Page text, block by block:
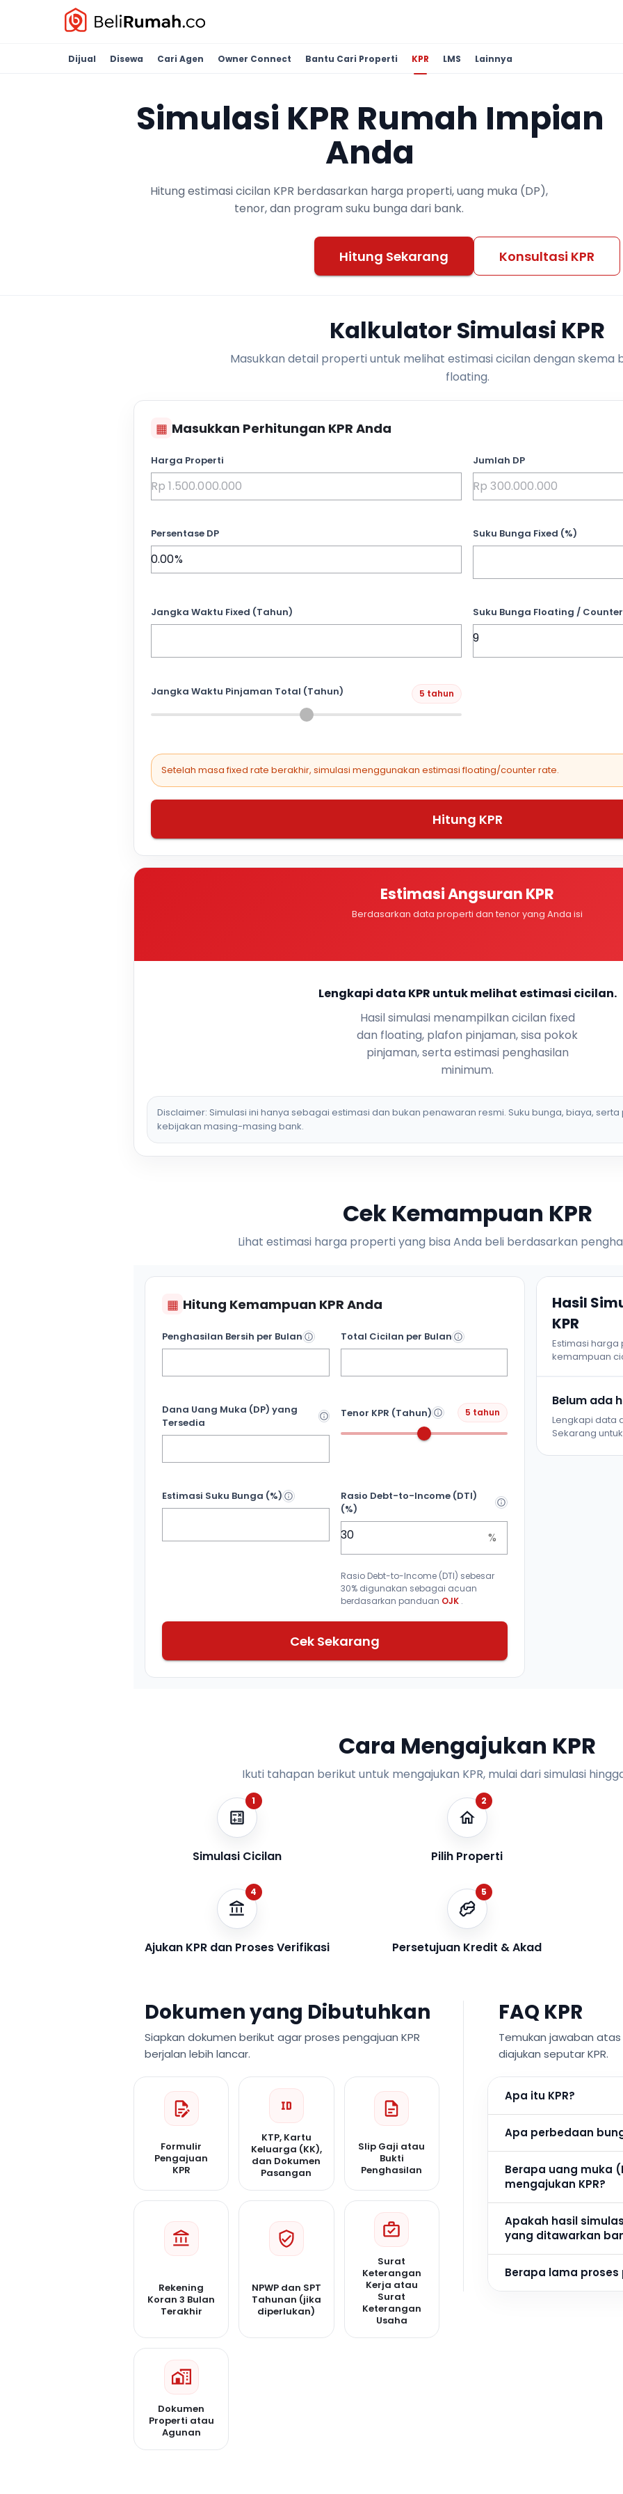
Dijual Disewa Cari Agen Owner Connect Bantu Cari Properti KPR LMS Lainnya
Simulasi KPR Rumah Impian
Anda
Hitung estimasi cicilan KPR berdasarkan harga properti, uang muka (DP),
tenor, dan program suku bunga dari bank.
Hitung Sekarang Konsultasi KPR
Kalkulator Simulasi KPR
Masukkan detail properti untuk melihat estimasi cicilan dengan skema
floating.
▦ Masukkan Perhitungan KPR Anda
Harga Properti Jumlah DP
Persentase DP Suku Bunga Fixed (%)
Jangka Waktu Fixed (Tahun) Suku Bunga Floating /
Jangka Waktu Pinjaman Total (Tahun) 5 tahun
Setelah masa fixed rate berakhir, simulasi menggunakan estimasi floating/counter rate.
Hitung KPR
Estimasi Angsuran KPR
Berdasarkan data properti dan tenor yang Anda isi
Lengkapi data KPR untuk melihat estimasi cicilan.
Hasil simulasi menampilkan cicilan fixed
dan floating, plafon pinjaman, sisa pokok
pinjaman, serta estimasi penghasilan
minimum.
Disclaimer: Simulasi ini hanya sebagai estimasi dan bukan penawaran resmi. Suku bunga, biaya,
kebijakan masing-masing bank.
Cek Kemampuan KPR
Lihat estimasi harga properti yang bisa Anda beli berdasarkan
▦ Hitung Kemampuan KPR Anda
Penghasilan Bersih per Bulan Total Cicilan per Bulan
Dana Uang Muka (DP) yang
Tersedia
Tenor KPR (Tahun) 5 tahun
Estimasi Suku Bunga (%)
Rasio Debt-to-Income (DTI)
(%)
%
Rasio Debt-to-Income (DTI) sebesar
30% digunakan sebagai acuan
berdasarkan panduan OJK .
Cek Sekarang
Hasil
KPR
Estimasi
kemampuan
Belum ada
Lengkapi data
Sekarang
Cara Mengajukan KPR
Ikuti tahapan berikut untuk mengajukan KPR, mulai dari simulasi
1
Simulasi Cicilan
2
Pilih Properti
4
Ajukan KPR dan Proses Verifikasi
5
Persetujuan Kredit & Akad
Dokumen yang Dibutuhkan
Siapkan dokumen berikut agar proses pengajuan KPR
berjalan lebih lancar.
Formulir
Pengajuan
KPR
KTP, Kartu
Keluarga (KK),
dan Dokumen
Pasangan
Slip Gaji atau
Bukti
Penghasilan
Rekening
Koran 3 Bulan
Terakhir
NPWP dan SPT
Tahunan (jika
diperlukan)
Surat
Keterangan
Kerja atau
Surat
Keterangan
Usaha
Dokumen
Properti atau
Agunan
FAQ KPR
Temukan jawaban
diajukan seputar KPR.
Apa itu KPR?
Apa perbedaan
Berapa uang muka
mengajukan KPR?
Apakah hasil
yang ditawarkan
Berapa lama proses